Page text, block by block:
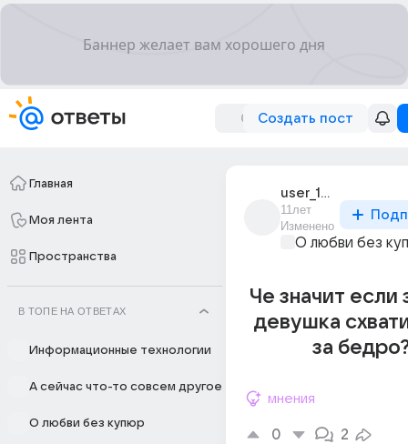
Создать пост
Главная
Моя лента
Пространства
В ТОПЕ НА ОТВЕТАХ
Информационные технологии
А сейчас что-то совсем другое
О любви без купюр
user_193372895
11лет
Изменено
О любви без
Че значит если
девушка
за
мнения
0 2